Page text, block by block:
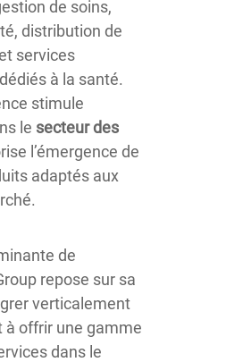
de soins,
distribution de
services
à la santé.
stimule
le secteur des
l’émergence de
adaptés aux
de
repose sur sa
verticalement
à offrir une gamme
dans le